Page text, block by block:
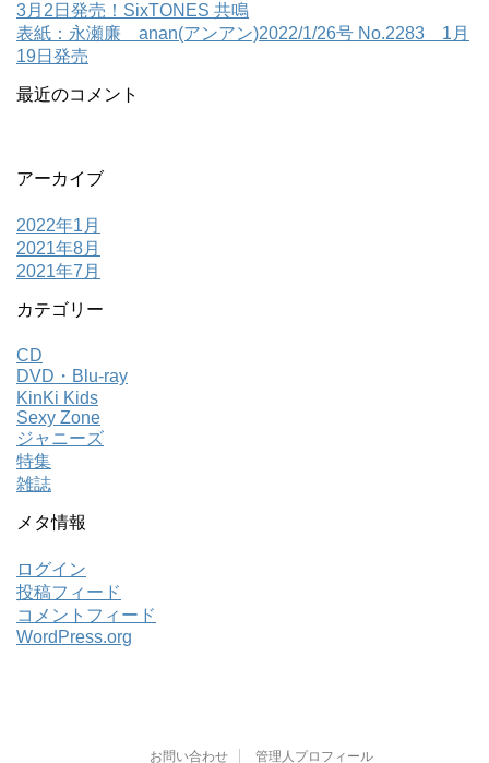
3月2日発売！SixTONES 共鳴
表紙：永瀬廉 anan(アンアン)2022/1/26号 No.2283 1月
19日発売
最近のコメント
アーカイブ
2022年1月
2021年8月
2021年7月
カテゴリー
CD
DVD・Blu-ray
KinKi Kids
Sexy Zone
ジャニーズ
特集
雑誌
メタ情報
ログイン
投稿フィード
コメントフィード
WordPress.org
お問い合わせ 管理人プロフィール